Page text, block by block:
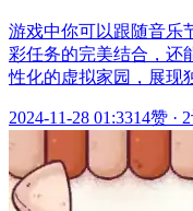
游戏中你可以跟随音乐
彩任务的完美结合，还
性化的虚拟家园，展现
2024-11-28 01:3314赞 ·